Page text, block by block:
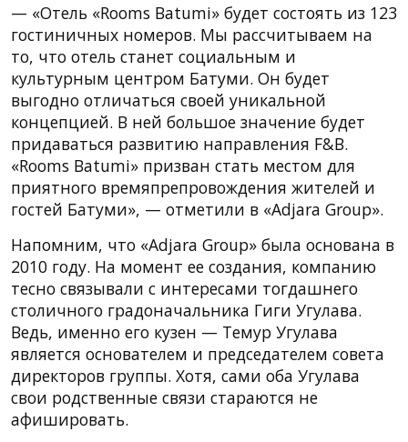
— «Отель «Rooms Batumi» будет состоять из 123
гостиничных номеров. Мы рассчитываем на
то, что отель станет социальным и
культурным центром Батуми. Он будет
выгодно отличаться своей уникальной
концепцией. В ней большое значение будет
придаваться развитию направления F&B.
«Rooms Batumi» призван стать местом для
приятного времяпрепровождения жителей и
гостей Батуми», — отметили в «Adjara Group».
Напомним, что «Adjara Group» была основана в
2010 году. На момент ее создания, компанию
тесно связывали с интересами тогдашнего
столичного градоначальника Гиги Угулава.
Ведь, именно его кузен — Темур Угулава
является основателем и председателем совета
директоров группы. Хотя, сами оба Угулава
свои родственные связи стараются не
афишировать.